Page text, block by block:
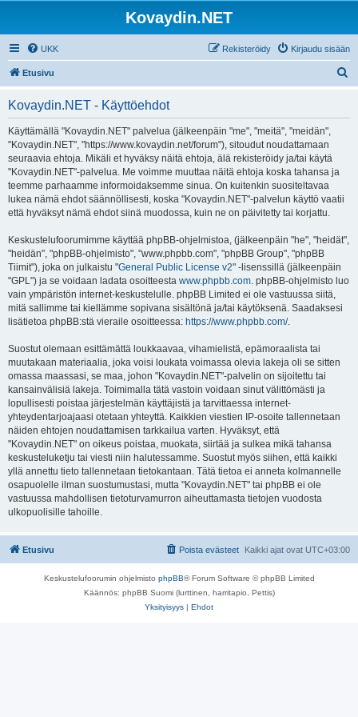
Kovaydin.NET
UKK Kirjaudu sisään
Rekisteröidy
Etusivu
Kovaydin.NET - Käyttöehdot
Käyttämällä "Kovaydin.NET" palvelua (jälkeenpäin "me", "meitä", "meidän",
"Kovaydin.NET", "https://www.kovaydin.net/forum"), sitoudut noudattamaan
seuraavia ehtoja. Mikäli et hyväksy näitä ehtoja, älä rekisteröidy ja/tai käytä
"Kovaydin.NET"-palvelua. Me voimme muuttaa näitä ehtoja koska tahansa ja
teemme parhaamme informoidaksemme sinua. On kuitenkin suositeltavaa
lukea nämä ehdot säännöllisesti, koska "Kovaydin.NET"-palvelun käyttö vaatii
että hyväksyt nämä ehdot siinä muodossa, kuin ne on päivitetty tai korjattu.
Keskustelufoorumimme käyttää phpBB-ohjelmistoa, (jälkeenpäin "he", "heidät",
"heidän", "phpBB-ohjelmisto", "www.phpbb.com", "phpBB Group", "phpBB
Tiimit"), joka on julkaistu "General Public License v2" -lisenssillä (jälkeenpäin
"GPL") ja se voidaan ladata osoitteesta www.phpbb.com. phpBB-ohjelmisto luo
vain ympäristön internet-keskustelulle. phpBB Limited ei ole vastuussa siitä,
mitä sallimme tai kiellämme sopivana sisältönä ja/tai käytöksenä. Saadaksesi
lisätietoa phpBB:stä vieraile osoitteessa: https://www.phpbb.com/.
Suostut olemaan esittämättä loukkaavaa, vihamielistä, epämoraalista tai
muutakaan materiaalia, joka voisi loukata voimassa olevia lakeja oli se sitten
omassa maassasi, se maa, johon "Kovaydin.NET"-palvelin on sijoitettu tai
kansainvälisiä lakeja. Toimimalla tätä vastoin voidaan sinut välittömästi ja
lopullisesti poistaa järjestelmän käyttäjistä ja tarvittaessa internet-
yhteydentarjoajaasi otetaan yhteyttä. Kaikkien viestien IP-osoite tallennetaan
näiden ehtojen noudattamisen tarkkailua varten. Hyväksyt, että
"Kovaydin.NET" on oikeus poistaa, muokata, siirtää ja sulkea mikä tahansa
keskusteluketju tai viesti niin halutessamme. Suostut myös siihen, että kaikki
yllä annettu tieto tallennetaan tietokantaan. Tätä tietoa ei anneta kolmannelle
osapuolelle ilman suostumustasi, mutta "Kovaydin.NET" tai phpBB ei ole
vastuussa mahdollisen tietoturvamurron aiheuttamasta tietojen vuodosta
ulkopuolisille tahoille.
Etusivu Kaikki ajat ovat UTC+03:00
Poista evästeet
Keskustelufoorumin ohjelmisto phpBB® Forum Software © phpBB Limited
Käännös: phpBB Suomi (lurttinen, harritapio, Pettis)
Yksityisyys | Ehdot